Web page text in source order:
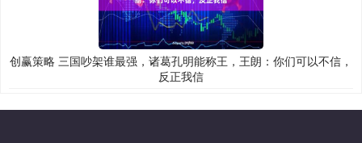
创赢策略 三国吵架谁最强，诸葛孔明能称王，王朗：你们可以不信，
反正我信